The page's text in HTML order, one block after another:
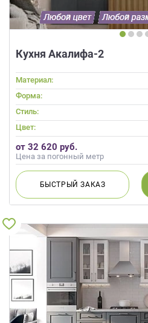
Кухня Акалифа-2
Материал:
Форма:
Стиль:
Цвет:
от 32 620 руб.
Цена за погонный метр
БЫСТРЫЙЗАКАЗ